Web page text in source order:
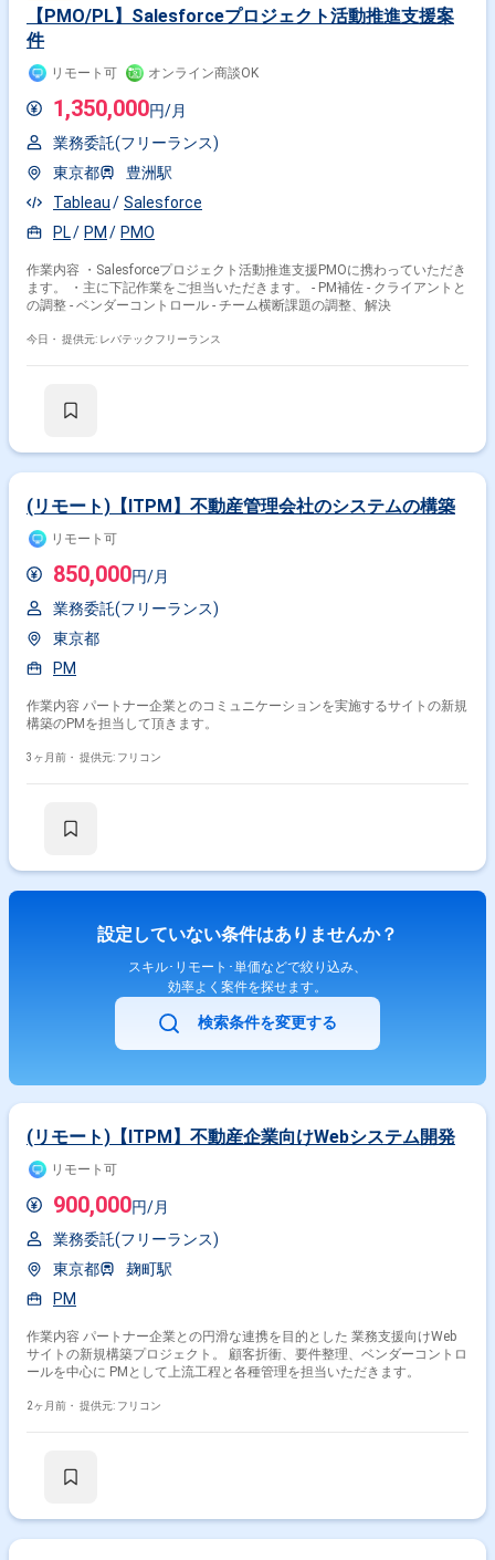
【PMO/PL】Salesforceプロジェクト活動推進支援案
件
リモート可 オンライン商談OK
1,350,000円/月
業務委託(フリーランス)
東京都
豊洲駅
Tableau
Salesforce
PL
PM PMO
作業内容 ・Salesforceプロジェクト活動推進支援PMOに携わっていただき
ます。 ・主に下記作業をご担当いただきます。 - PM補佐 - クライアントと
の調整 - ベンダーコントロール - チーム横断課題の調整、解決
今日・ 提供元: レバテックフリーランス
(リモート)【ITPM】不動産管理会社のシステムの構築
リモート可
850,000円/月
業務委託(フリーランス)
東京都
PM
作業内容 パートナー企業とのコミュニケーションを実施するサイトの新規
構築のPMを担当して頂きます。
3ヶ月前・ 提供元: フリコン
設定していない条件はありませんか？
スキル･リモート･単価などで絞り込み、
効率よく案件を探せます。
検索条件を変更する
(リモート)【ITPM】不動産企業向けWebシステム開発
リモート可
900,000円/月
業務委託(フリーランス)
東京都
麹町駅
PM
作業内容 パートナー企業との円滑な連携を目的とした 業務支援向けWeb
サイトの新規構築プロジェクト。 顧客折衝、要件整理、ベンダーコントロ
ールを中心に PMとして上流工程と各種管理を担当いただきます。
2ヶ月前・ 提供元: フリコン